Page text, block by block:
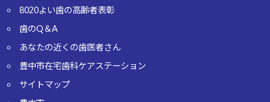
8020よい歯の高齢者表彰
歯のQ＆A
あなたの近くの歯医者さん
豊中市在宅歯科ケアステーション
サイトマップ